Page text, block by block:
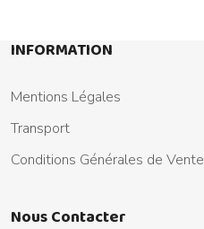
INFORMATION
Mentions Légales
Transport
Conditions Générales de Vente
Nous Contacter